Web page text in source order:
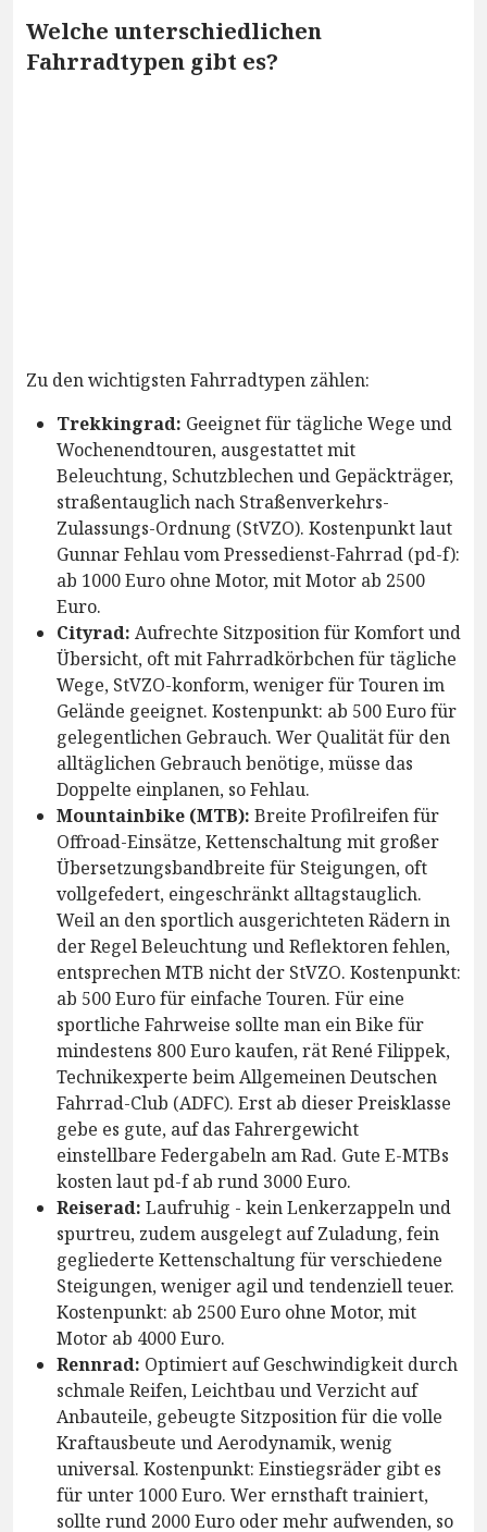
Welche unterschiedlichen
Fahrradtypen gibt es?
Zu den wichtigsten Fahrradtypen zählen:
Trekkingrad: Geeignet für tägliche Wege und
Wochenendtouren, ausgestattet mit
Beleuchtung, Schutzblechen und Gepäckträger,
straßentauglich nach Straßenverkehrs-
Zulassungs-Ordnung (StVZO). Kostenpunkt laut
Gunnar Fehlau vom Pressedienst-Fahrrad (pd-f):
ab 1000 Euro ohne Motor, mit Motor ab 2500
Euro.
Cityrad: Aufrechte Sitzposition für Komfort und
Übersicht, oft mit Fahrradkörbchen für tägliche
Wege, StVZO-konform, weniger für Touren im
Gelände geeignet. Kostenpunkt: ab 500 Euro für
gelegentlichen Gebrauch. Wer Qualität für den
alltäglichen Gebrauch benötige, müsse das
Doppelte einplanen, so Fehlau.
Mountainbike (MTB): Breite Profilreifen für
Offroad-Einsätze, Kettenschaltung mit großer
Übersetzungsbandbreite für Steigungen, oft
vollgefedert, eingeschränkt alltagstauglich.
Weil an den sportlich ausgerichteten Rädern in
der Regel Beleuchtung und Reflektoren fehlen,
entsprechen MTB nicht der StVZO. Kostenpunkt:
ab 500 Euro für einfache Touren. Für eine
sportliche Fahrweise sollte man ein Bike für
mindestens 800 Euro kaufen, rät René Filippek,
Technikexperte beim Allgemeinen Deutschen
Fahrrad-Club (ADFC). Erst ab dieser Preisklasse
gebe es gute, auf das Fahrergewicht
einstellbare Federgabeln am Rad. Gute E-MTBs
kosten laut pd-f ab rund 3000 Euro.
Reiserad: Laufruhig - kein Lenkerzappeln und
spurtreu, zudem ausgelegt auf Zuladung, fein
gegliederte Kettenschaltung für verschiedene
Steigungen, weniger agil und tendenziell teuer.
Kostenpunkt: ab 2500 Euro ohne Motor, mit
Motor ab 4000 Euro.
Rennrad: Optimiert auf Geschwindigkeit durch
schmale Reifen, Leichtbau und Verzicht auf
Anbauteile, gebeugte Sitzposition für die volle
Kraftausbeute und Aerodynamik, wenig
universal. Kostenpunkt: Einstiegsräder gibt es
für unter 1000 Euro. Wer ernsthaft trainiert,
sollte rund 2000 Euro oder mehr aufwenden, so